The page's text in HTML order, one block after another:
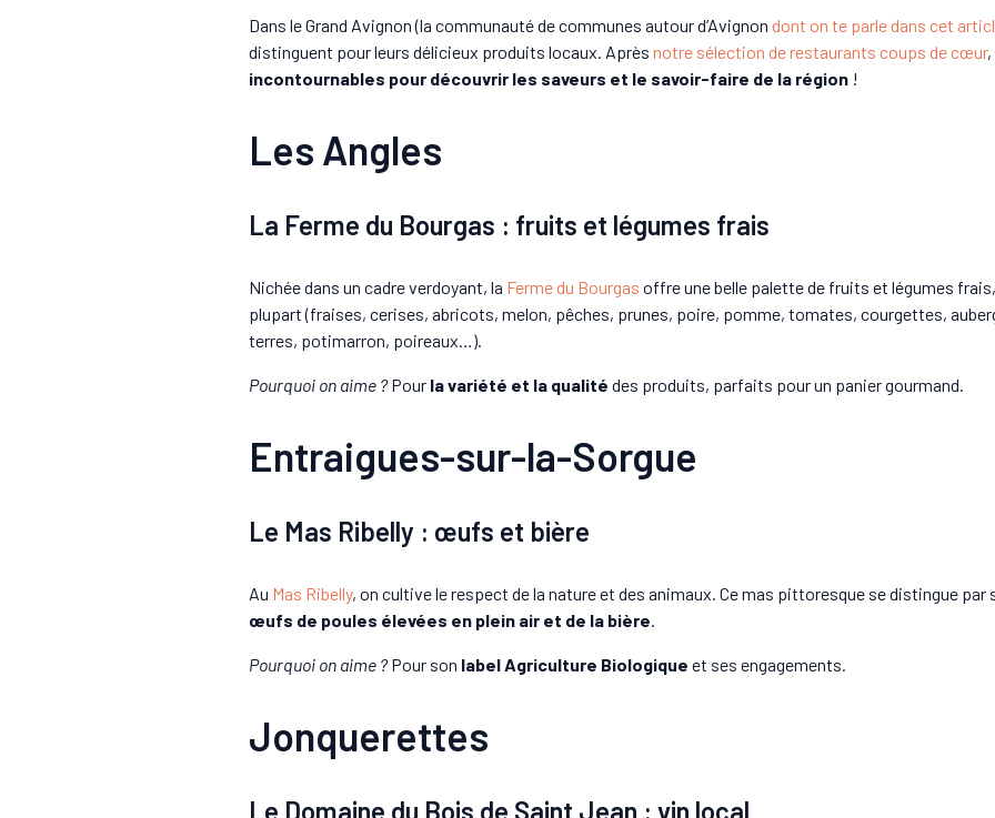
Dans le Grand Avignon (la communauté de communes autour d’Avignon dont on te parle dans cet
distinguent pour leurs délicieux produits locaux. Après notre sélection de restaurants coups de cœur
incontournables pour découvrir les saveurs et le savoir-faire de la région !
Les Angles
La Ferme du Bourgas : fruits et légumes frais
Nichée dans un cadre verdoyant, la Ferme du Bourgas offre une belle palette de fruits et légumes
plupart (fraises, cerises, abricots, melon, pêches, prunes, poire, pomme, tomates, courgettes,
terres, potimarron, poireaux…).
Pourquoi on aime ?Pour la variété et la qualité des produits, parfaits pour un panier gourmand.
Entraigues-sur-la-Sorgue
Le Mas Ribelly : œufs et bière
Au Mas Ribelly, on cultive le respect de la nature et des animaux. Ce mas pittoresque se distingue par
œufs de poules élevées en plein air et de la bière.
Pourquoi on aime ?Pour son label Agriculture Biologique et ses engagements.
Jonquerettes
Le Domaine du Bois de Saint Jean : vin local